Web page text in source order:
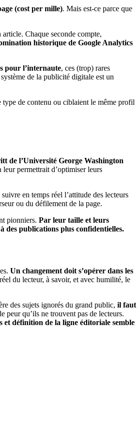
(cost per mille). Mais est-ce parce que
Chaque seconde compte,
historique de Google Analytics
pour l’internaute, ces (trop) rares
de la publicité digitale est un
type de contenu ou ciblaient le même profil
de l’Université George Washington
permettrait d’optimiser leurs
en temps réel l’attitude des lecteurs
ou du défilement de la page.
pionniers. Par leur taille et leurs
des publications plus confidentielles.
Un changement doit s’opérer dans les
du lecteur, à savoir, et avec humilité, le
des sujets ignorés du grand public, il faut
peur qu’ils ne trouvent pas de lecteurs.
et définition de la ligne éditoriale semble